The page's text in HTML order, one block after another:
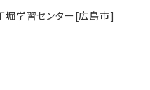
堀学習センター[広島市]